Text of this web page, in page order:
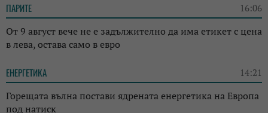
ПАРИТЕ 16:06
От 9 август вече не е задължително да има етикет с цена
в лева, остава само в евро
ЕНЕРГЕТИКА 14:21
Горещата вълна постави ядрената енергетика на Европа
под натиск